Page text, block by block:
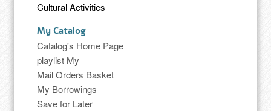
Cultural Activities
My Catalog
Catalog's Home Page
playlist My
Mail Orders Basket
My Borrowings
Save for Later